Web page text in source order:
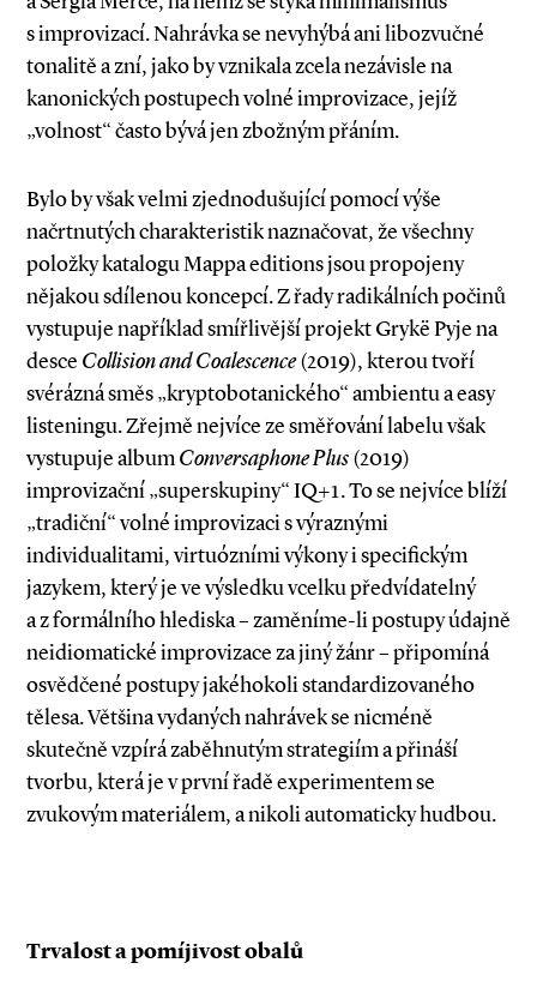
s improvizací. Nahrávka se nevyhýbá ani libozvučné
tonalitě a zní, jako by vznikala zcela nezávisle na
kanonických postupech volné improvizace, jejíž
„volnost“ často bývá jen zbožným přáním.
Bylo by však velmi zjednodušující pomocí výše
načrtnutých charakteristik naznačovat, že všechny
položky katalogu Mappa editions jsou propojeny
nějakou sdílenou koncepcí. Z řady radikálních počinů
vystupuje například smířlivější projekt Grykë Pyje na
desce Collision and Coalescence(2019), kterou tvoří
svérázná směs „kryptobotanického“ ambien­tu a easy
listeningu. Zřejmě nejvíce ze směřování labelu však
vystupuje albumConversaphone Plus(2019)
improvizační „superskupiny“ IQ+1. To se nejvíce blíží
„tradiční“ volné improvizaci s výraznými
individualitami, virtuózními výkony i specifickým
jazykem, který je ve výsledku vcelku předvídatelný
a z formálního hlediska – zaměníme­-li postupy údajně
neidiomatické improvizace za jiný žánr – připomíná
osvědčené postupy jakéhokoli standardizovaného
tělesa. Většina vydaných nahrávek se nicméně
skutečně vzpírá zaběhnutým strategiím a přináší
tvorbu, která je v první řadě experimentem se
zvukovým materiálem, a nikoli automaticky hudbou.
Trvalost a pomíjivost obalů